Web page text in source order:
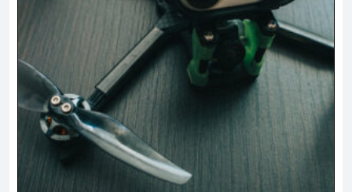
MA
WIELE
WARIANTÓW.
OPCJE